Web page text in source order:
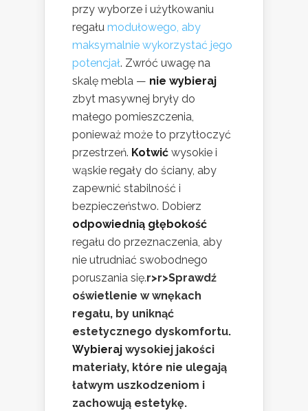
przy wyborze i użytkowaniu
regału modułowego, aby
maksymalnie wykorzystać jego
potencjał. Zwróć uwagę na
skalę mebla — nie wybieraj
zbyt masywnej bryły do
małego pomieszczenia,
ponieważ może to przytłoczyć
przestrzeń. Kotwić wysokie i
wąskie regały do ściany, aby
zapewnić stabilność i
bezpieczeństwo. Dobierz
odpowiednią głębokość
regału do przeznaczenia, aby
nie utrudniać swobodnego
poruszania się.r>r>Sprawdź
oświetlenie w wnękach
regału, by uniknąć
estetycznego dyskomfortu.
Wybieraj wysokiej jakości
materiały, które nie ulegają
łatwym uszkodzeniom i
zachowują estetykę.